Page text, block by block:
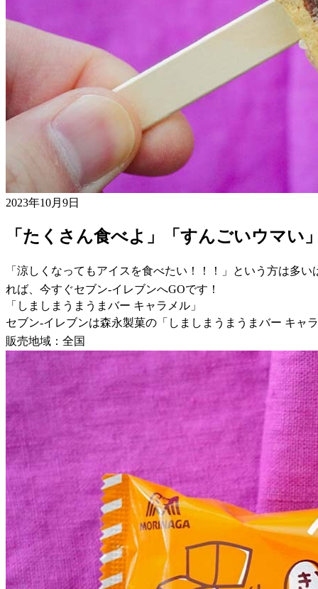
2023年10月9日
「たくさん食べよ」「すんごいウマい
「涼しくなってもアイスを食べたい！！！」という方は多
れば、今すぐセブン-イレブンへGOです！
「しましまうまうまバー キャラメル」
セブン-イレブンは森永製菓の「しましまうまうまバー キャ
販売地域：全国